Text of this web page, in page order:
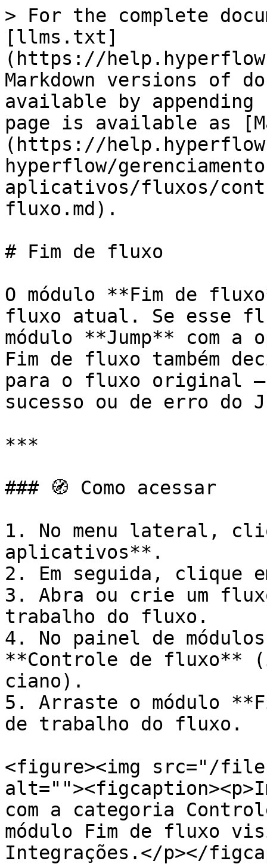
> For the complete
[llms.txt]
(https://
Markdown versions of
available by
page is available as
(https://
hyperflow/
aplicativos/fluxos/
fluxo.md).
# Fim de fluxo
O módulo **Fim de
fluxo atual. Se esse
módulo **Jump** com
Fim de fluxo também
para o fluxo original —
sucesso ou de erro do
***
### 🧭 Como acessar
1. No menu lateral,
aplicativos**.
2. Em seguida, clique
3. Abra ou crie um
trabalho do fluxo.
4. No painel de
**Controle de fluxo**
ciano).
5. Arraste o módulo
de trabalho do fluxo.
<figure><img src="/files/
com a categoria
módulo Fim de fluxo
Integrações.</p></